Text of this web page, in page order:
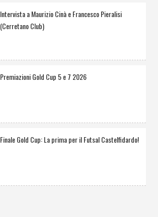
Intervista a Maurizio Cinà e Francesco Pieralisi
(Cerretano Club)
Premiazioni Gold Cup 5 e 7 2026
Finale Gold Cup: La prima per il Futsal Castelfidardo!